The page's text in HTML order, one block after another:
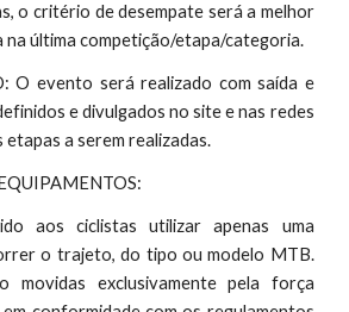
o critério de desempate será a melhor
última competição/etapa/categoria.
O evento será realizado com saída e
e divulgados no site e nas redes
a serem realizadas.
aos ciclistas utilizar apenas uma
o trajeto, do tipo ou modelo MTB.
movidas exclusivamente pela força